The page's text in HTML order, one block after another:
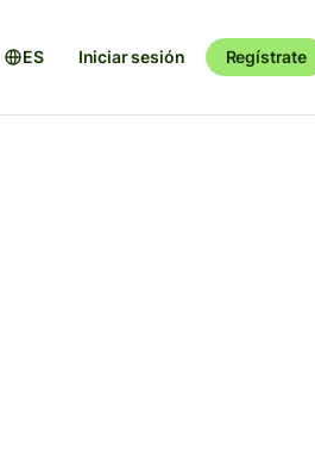
ES Iniciar sesión Regístrate